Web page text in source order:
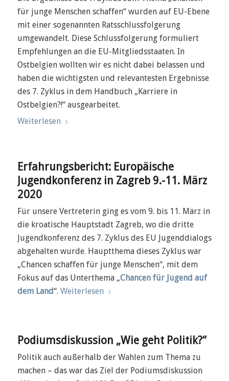
für junge Menschen schaffen“ wurden auf EU-Ebene
mit einer sogenannten Ratsschlussfolgerung
umgewandelt. Diese Schlussfolgerung formuliert
Empfehlungen an die EU-Mitgliedsstaaten. In
Ostbelgien wollten wir es nicht dabei belassen und
haben die wichtigsten und relevantesten Ergebnisse
des 7. Zyklus in dem Handbuch „Karriere in
Ostbelgien?!“ ausgearbeitet.
Weiterlesen
Erfahrungsbericht: Europäische
Jugendkonferenz in Zagreb 9.-11. März
2020
Für unsere Vertreterin ging es vom 9. bis 11. März in
die kroatische Hauptstadt Zagreb, wo die dritte
Jugendkonferenz des 7. Zyklus des EU Jugenddialogs
abgehalten wurde. Hauptthema dieses Zyklus war
„Chancen schaffen für junge Menschen“, mit dem
Fokus auf das Unterthema „Chancen für Jugend auf
dem Land“. Weiterlesen
Podiumsdiskussion „Wie geht Politik?“
Politik auch außerhalb der Wahlen zum Thema zu
machen – das war das Ziel der Podiumsdiskussion